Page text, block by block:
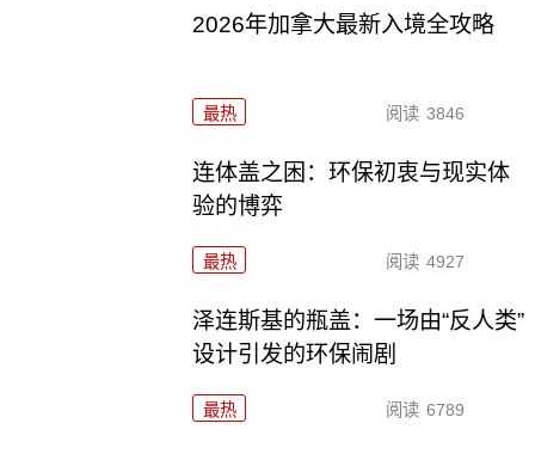
2026年加拿大最新入境全攻略
最热 阅读 3846
连体盖之困：环保初衷与现实体
验的博弈
最热 阅读 4927
泽连斯基的瓶盖：一场由“反人类”
设计引发的环保闹剧
最热 阅读 6789